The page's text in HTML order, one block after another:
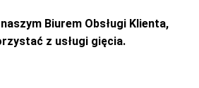
Biurem Obsługi Klienta,
z usługi gięcia.